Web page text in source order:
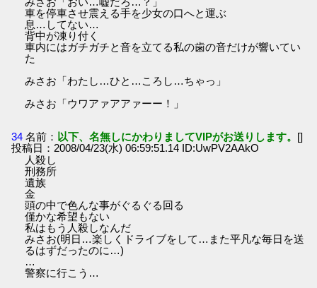
車を停車させ震える手を少女の口へと運ぶ
息…してない…
背中が凍り付く
車内にはガチガチと音を立てる私の歯の音だけが響いてい
た
みさお「わたし…ひと…ころし…ちゃっ」
みさお「ウワアァアアァーー！」
34 名前： 以下、名無しにかわりましてVIPがお送りします。 []
投稿日：2008/04/23(水) 06:59:51.14 ID:UwPV2AAkO
人殺し
刑務所
遺族
金
頭の中で色んな事がぐるぐる回る
僅かな希望もない
私はもう人殺しなんだ
みさお(明日…楽しくドライブをして…また平凡な毎日を送
るはずだったのに…)
…
警察に行こう…